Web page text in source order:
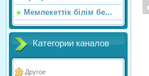
Мемлекеттік білім бе...
Категории каналов
Другое